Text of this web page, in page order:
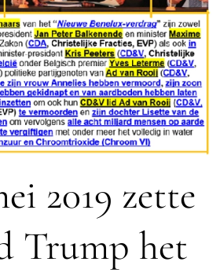
2019 zette
Trump het